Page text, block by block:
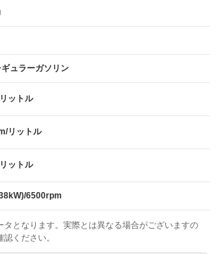
プ
)
：装備あり
ュラーガソリン
ットル
リットル
ットル
6500rpm
となります。実際とは異なる場合がございますの
ください。